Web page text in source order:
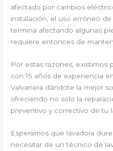
afectado por cambios
instalación, el uso erróneo
termina afectando algunas
requiere entonces de
Por estas razones, existimos
con 15 años de experiencia
Valvanera dándote la mejor
ofreciendo no solo la
preventivo y correctivo de tu
Esperamos que lavadora
necesitar de un técnico de